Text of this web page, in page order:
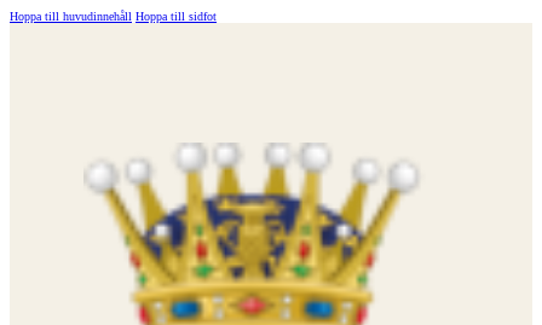
Hoppa till huvudinnehåll Hoppa till sidfot